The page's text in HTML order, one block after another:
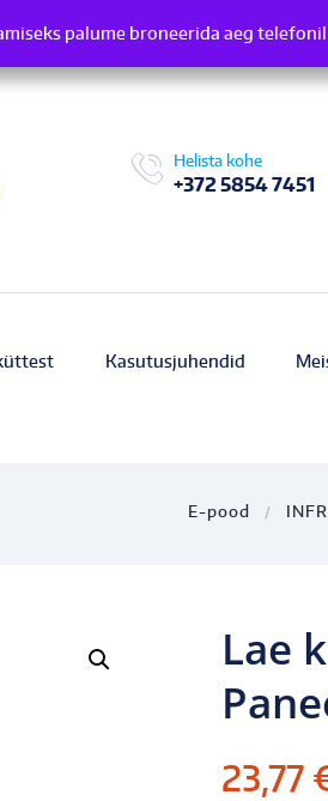
Helista kohe
+372 5854 7451
Kasutusjuhendid
E-pood
Lae
23,77
palume broneerida aeg
palume broneerida aeg telefonil